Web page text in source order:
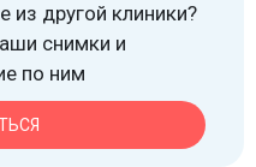
из другой клиники?
снимки и
по ним